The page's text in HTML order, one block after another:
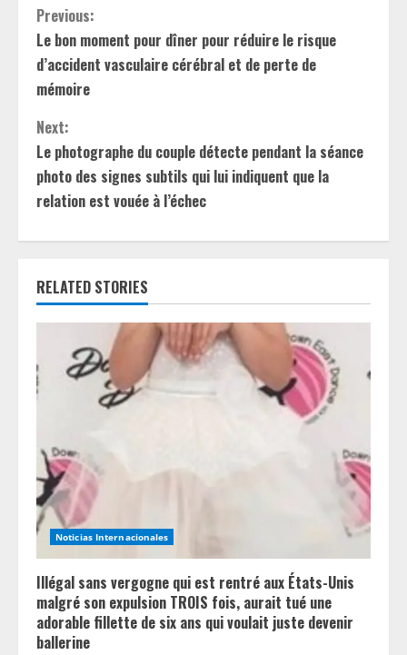
C
o
n
t
i
n
u
e
R
e
a
d
i
n
g
Previous:
Le bon moment pour dîner pour réduire le risque
d’accident vasculaire cérébral et de perte de
mémoire
Next:
Le photographe du couple détecte pendant la séance
photo des signes subtils qui lui indiquent que la
relation est vouée à l’échec
RELATED STORIES
Noticias Internacionales
Illégal sans vergogne qui est rentré aux États-Unis
malgré son expulsion TROIS fois, aurait tué une
adorable fillette de six ans qui voulait juste devenir
ballerine